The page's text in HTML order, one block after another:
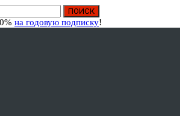
на годовую подписку!